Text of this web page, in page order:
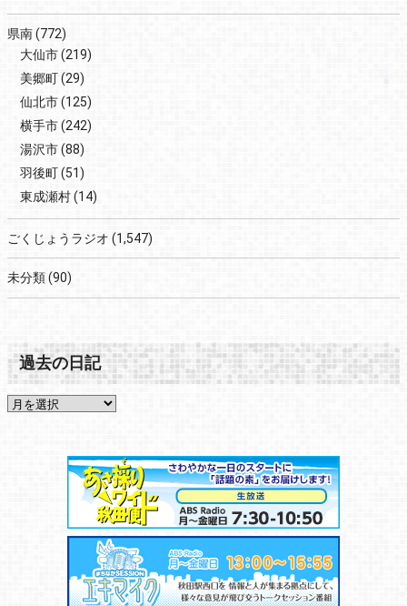
県南(772)
大仙市(219)
美郷町(29)
仙北市(125)
横手市(242)
湯沢市(88)
羽後町(51)
東成瀬村(14)
ごくじょうラジオ (1,547)
未分類(90)
過去の日記